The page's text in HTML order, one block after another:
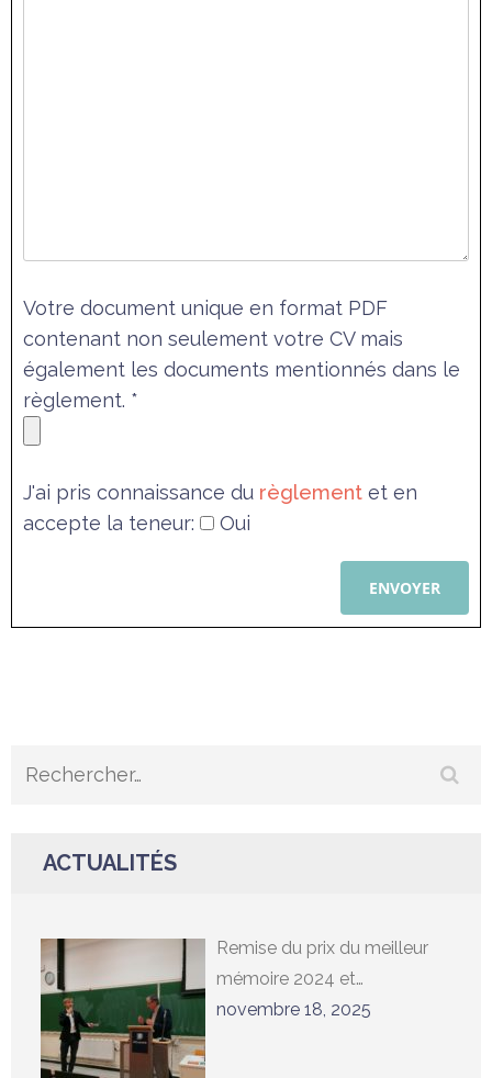
Votre document unique en format PDF
contenant non seulement votre CV mais
également les documents mentionnés dans le
règlement. *
J'ai pris connaissance du règlement et en
accepte la teneur:
Oui
Rechercher :
ACTUALITÉS
Remise du prix du meilleur
mémoire 2024 et
conférence du Professeur
novembre 18, 2025